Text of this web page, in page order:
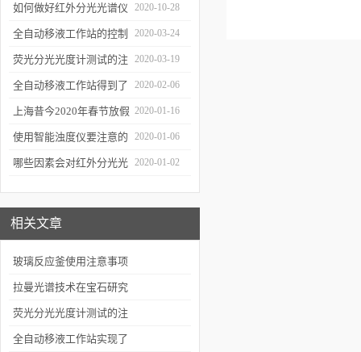
二届上海沪助科研圈发展
年会
如何做好红外分光光谱仪
的防潮工作
2020-10-28
全自动移液工作站的控制
软件有哪些特点
2020-03-24
荧光分光光度计测试的注
意事项有哪些
2020-03-19
全自动移液工作站得到了
广泛的应用
2020-02-06
上海昔今2020年春节放假
通知
2020-01-16
使用智能浊度仪要注意的
几个要点
2020-01-06
哪些因素会对红外分光光 2020-01-02
相关文章
玻璃反应釜使用注意事项
拉曼光谱技术在宝石研究
中的应用
荧光分光光度计测试的注
意事项有哪些
全自动移液工作站实现了